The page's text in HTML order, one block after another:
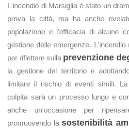
L'incendio di Marsiglia è stato un
prova la città, ma ha anche
popolazione e l'efficacia di alcune
gestione delle emergenze.
per riflettere sulla prevenzione
la gestione del territorio e
limitare il rischio di eventi simili.
colpita sarà un processo lungo e
anche un'occasione per
promuovendo lasostenibilità